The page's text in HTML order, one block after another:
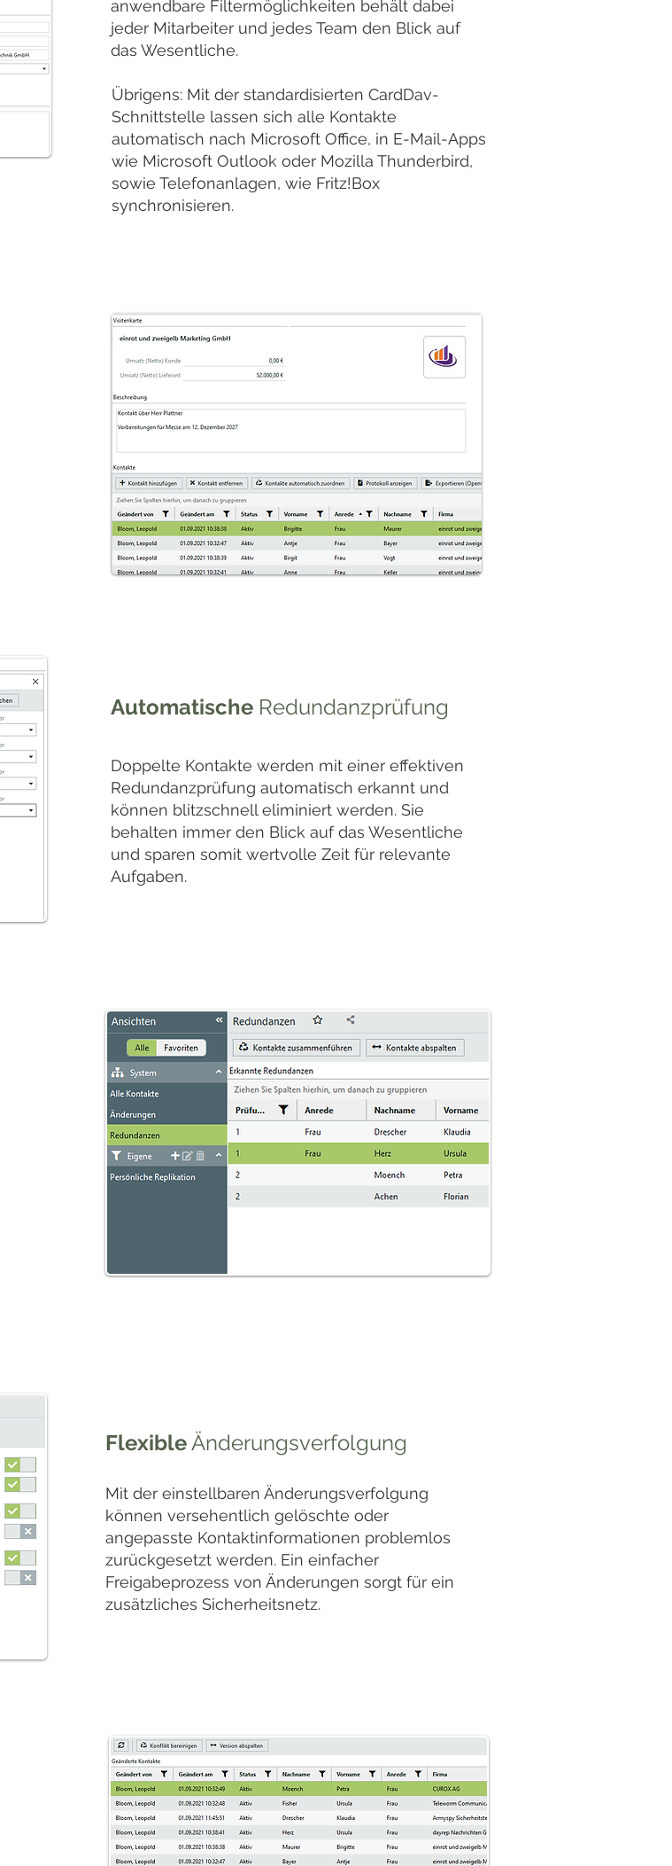
anwendbare Filtermöglichkeiten behält dabei
jeder Mitarbeiter und jedes Team den Blick auf
das Wesentliche.
Übrigens: Mit der standardisierten CardDav-
Schnittstelle lassen sich alle Kontakte
automatisch nach Microsoft Office, in E-Mail-Apps
wie Microsoft Outlook oder Mozilla Thunderbird,
sowie Telefonanlagen, wie Fritz!Box
synchronisieren.
Automatische Redundanzprüfung
Doppelte Kontakte werden mit einer effektiven
Redundanzprüfung automatisch erkannt und
können blitzschnell eliminiert werden. Sie
behalten immer den Blick auf das Wesentliche
und sparen somit wertvolle Zeit für relevante
Aufgaben.
FlexibleÄnderungsverfolgung
Mit der einstellbaren Änderungsverfolgung
können versehentlich gelöschte oder
angepasste Kontaktinformationen problemlos
zurückgesetzt werden. Ein einfacher
Freigabeprozess von Änderungen sorgt für ein
zusätzliches Sicherheitsnetz.